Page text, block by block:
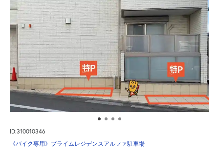
ID:310010346
《バイク専用》プライムレジデンスアルファ駐車場